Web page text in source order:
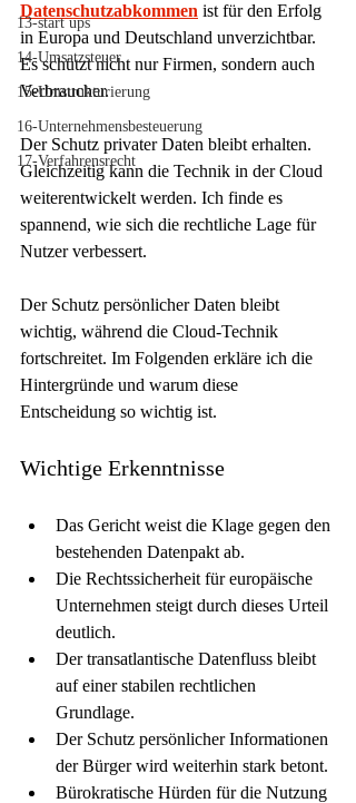
13-start ups
14-Umsatzsteuer
15-Umstrukturierung
16-Unternehmensbesteuerung
17-Verfahrensrecht
Datenschutzabkommen ist für den Erfolg
in Europa und Deutschland unverzichtbar.
Es schützt nicht nur Firmen, sondern auch
Verbraucher.
Der Schutz privater Daten bleibt erhalten.
Gleichzeitig kann die Technik in der Cloud
weiterentwickelt werden. Ich finde es
spannend, wie sich die rechtliche Lage für
Nutzer verbessert.
Der Schutz persönlicher Daten bleibt
wichtig, während die Cloud-Technik
fortschreitet. Im Folgenden erkläre ich die
Hintergründe und warum diese
Entscheidung so wichtig ist.
Wichtige Erkenntnisse
Das Gericht weist die Klage gegen den
bestehenden Datenpakt ab.
Die Rechtssicherheit für europäische
Unternehmen steigt durch dieses Urteil
deutlich.
Der transatlantische Datenfluss bleibt
auf einer stabilen rechtlichen
Grundlage.
Der Schutz persönlicher Informationen
der Bürger wird weiterhin stark betont.
Bürokratische Hürden für die Nutzung